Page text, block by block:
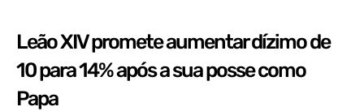
Leão XIV promete aumentar dízimo de
10 para 14% após a sua posse como
Papa